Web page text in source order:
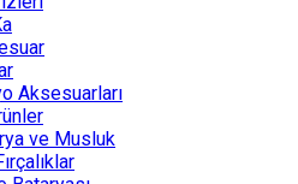
Aksesuarları
ve Musluk